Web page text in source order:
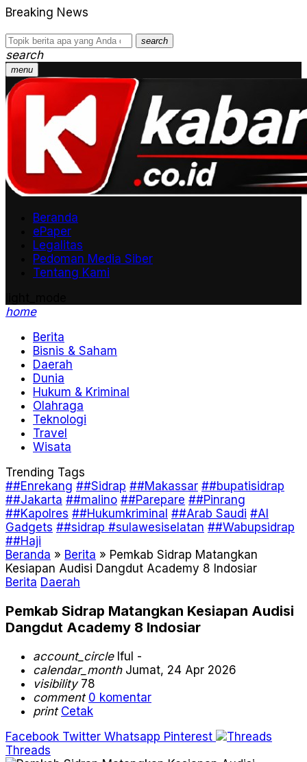
Breaking News
search
search
menu
Beranda
ePaper
Legalitas
Pedoman Media Siber
Tentang Kami
home
Berita
Bisnis & Saham
Daerah
Dunia
Hukum & Kriminal
Olahraga
Teknologi
Travel
Wisata
Trending Tags
##Enrekang ##Sidrap ##Makassar ##bupatisidrap
##Jakarta ##malino ##Parepare ##Pinrang
##Kapolres ##Hukumkriminal ##Arab Saudi #AI
Gadgets ##sidrap #sulawesiselatan ##Wabupsidrap
##Haji
Beranda » Berita » Pemkab Sidrap Matangkan
Kesiapan Audisi Dangdut Academy 8 Indosiar
Berita Daerah
Pemkab Sidrap Matangkan Kesiapan Audisi
Dangdut Academy 8 Indosiar
account_circleIful -
calendar_monthJumat, 24 Apr 2026
visibility78
comment 0 komentar
print Cetak
Facebook Twitter Whatsapp Pinterest
Threads